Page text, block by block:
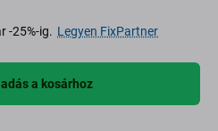
-25%-ig. Legyen FixPartner
a kosárhoz